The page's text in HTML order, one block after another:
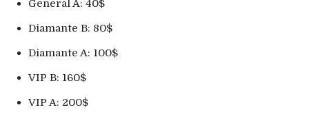
General A: 40$
Diamante B: 80$
Diamante A: 100$
VIP B: 160$
VIP A: 200$